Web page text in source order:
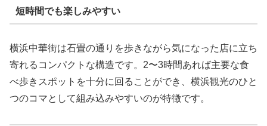
短時間でも楽しみやすい
横浜中華街は石畳の通りを歩きながら気になった店に立ち
寄れるコンパクトな構造です。2〜3時間あれば主要な食
べ歩きスポットを十分に回ることができ、横浜観光のひと
つのコマとして組み込みやすいのが特徴です。